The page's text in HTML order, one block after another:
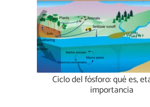
Ciclo del fósforo: qué es,
importancia